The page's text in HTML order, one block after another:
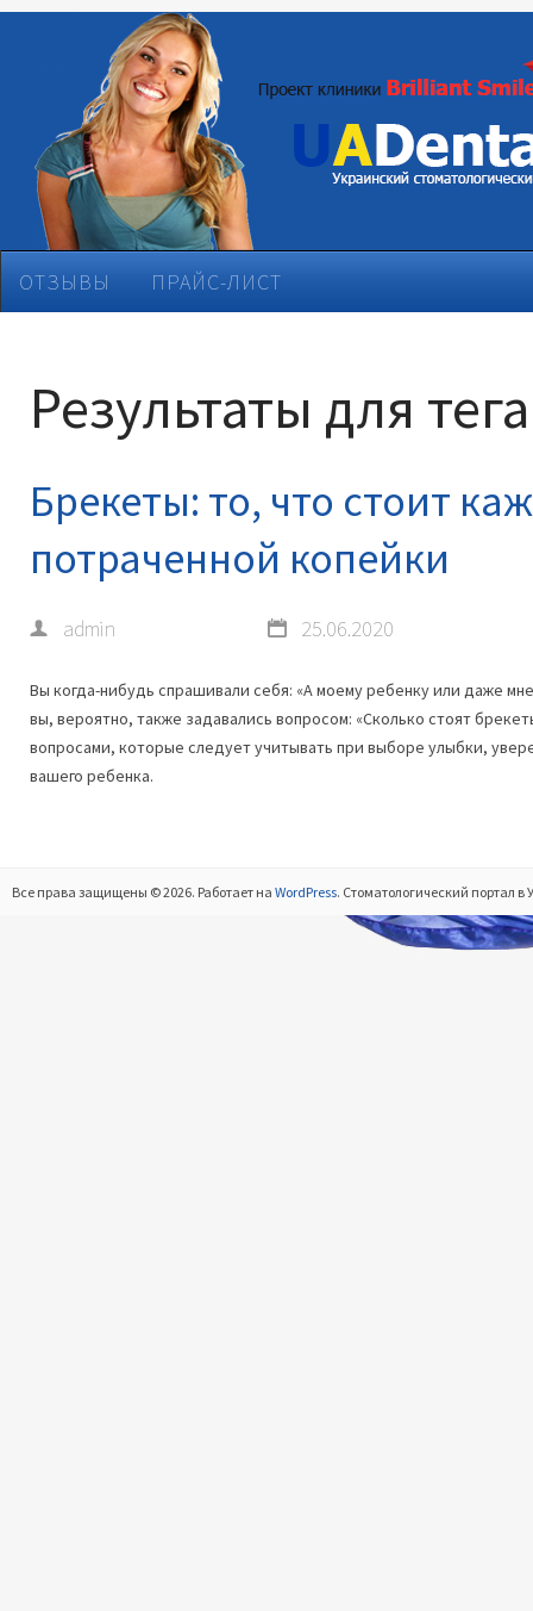
ОТЗЫВЫ ПРАЙС-ЛИСТ
Результаты для
Брекеты: то, что стоит
потраченной копейки
admin 25.06.2020
Вы когда-нибудь спрашивали себя: «А моему ребенку или даже
вы, вероятно, также задавались вопросом: «Сколько стоят
вопросами, которые следует учитывать при выборе улыбки,
вашего ребенка.
Все права защищены © 2026. Работает на WordPress. Стоматологический портал в